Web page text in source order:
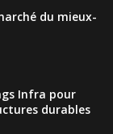
du mieux-
Infra pour
durables